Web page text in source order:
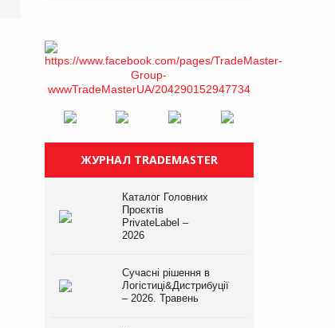
ЖУРНАЛ TRADEMASTER
Каталог Головних
Проєктів
PrivateLabel –
2026
Сучасні рішення в
Логістиці&Дистрибуції
– 2026. Травень